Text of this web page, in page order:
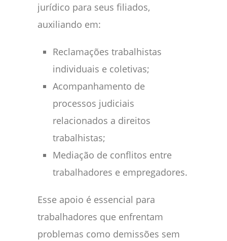
jurídico para seus filiados,
auxiliando em:
Reclamações trabalhistas
individuais e coletivas;
Acompanhamento de
processos judiciais
relacionados a direitos
trabalhistas;
Mediação de conflitos entre
trabalhadores e empregadores.
Esse apoio é essencial para
trabalhadores que enfrentam
problemas como demissões sem